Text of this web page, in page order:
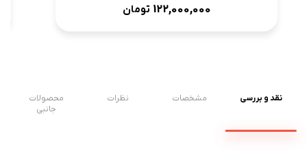
122,000,000 تومان
نقد و بررسی مشخصات نظرات
محصولات
جانبی